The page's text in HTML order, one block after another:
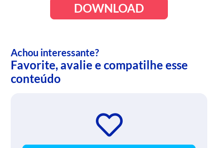
DOWNLOAD
Achou interessante?
Favorite, avalie e compatilhe esse
conteúdo